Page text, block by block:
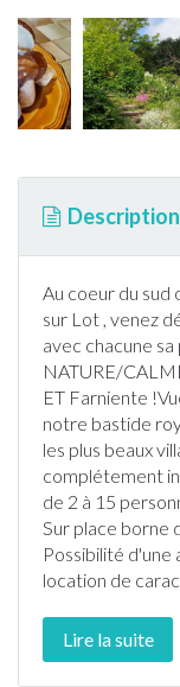
Au coeur du sud
sur Lot , venez
avec chacune sa
NATURE/
ET Farniente
notre bastide
les plus beaux
complétement
de 2 à 15
Sur place borne
Possibilité
location de
Lire la suite